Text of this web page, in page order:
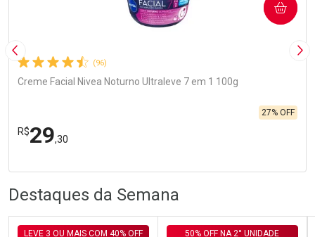
Imagem Anterior
(96)
Creme Facial Nivea Noturno Ultraleve 7 em 1 100g
R$29,30
27% OFF
COMPRAR
Laboratório
Por Menos
Destaques da Semana
LEVE 3 OU MAIS COM 40% OFF 50% OFF NA 2° UNIDADE